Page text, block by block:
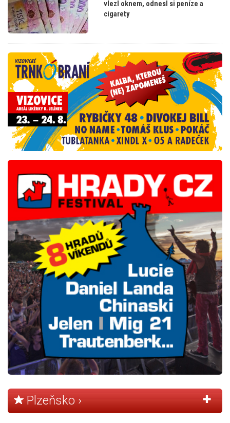
vlezl oknem, odnesl si peníze a
cigarety
Plzeňsko ›